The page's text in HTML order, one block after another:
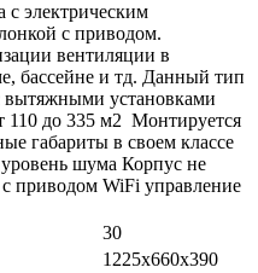
с электрическим
с приводом.
вентиляции в
бассейне и тд. Данный тип
вытяжными установками
до 335 м2 Монтируется
габариты в своем классе
шума Корпус не
приводом WiFi управление
30
1225х660х390